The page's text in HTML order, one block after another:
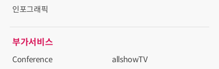
인포그래픽
부가서비스
Conference
allshowTV